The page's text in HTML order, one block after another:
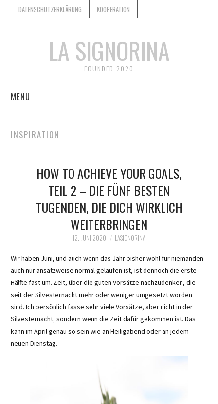
DATENSCHUTZERKLÄRUNG KOOPERATION
LA SIGNORINA
FOUNDED 2020
MENU
WER IST LA SIGNORINA?
DATENSCHUTZERKLÄRUNG
INSPIRATION
HOW TO ACHIEVE YOUR GOALS,
TEIL 2 – DIE FÜNF BESTEN
TUGENDEN, DIE DICH WIRKLICH
WEITERBRINGEN
12. JUNI 2020 LASIGNORINA
Wir haben Juni, und auch wenn das Jahr bisher wohl für niemanden
auch nur ansatzweise normal gelaufen ist, ist dennoch die erste
Hälfte fast um. Zeit, über die guten Vorsätze nachzudenken, die
seit der Silvesternacht mehr oder weniger umgesetzt worden
sind. Ich persönlich fasse sehr viele Vorsätze, aber nicht in der
Silvesternacht, sondern wenn die Zeit dafür gekommen ist. Das
kann im April genau so sein wie an Heiligabend oder an jedem
neuen Dienstag.